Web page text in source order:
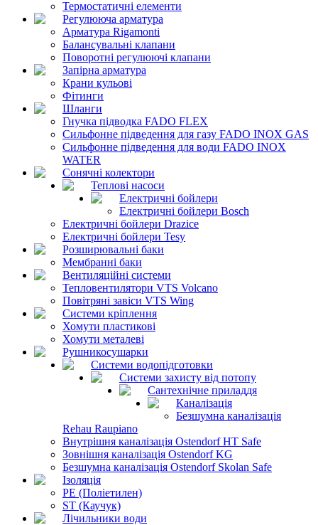
Термостатичні елементи
Регулююча арматура
Арматура Rigamonti
Балансувальні клапани
Поворотні регулюючі клапани
Запірна арматура
Крани кульові
Фітинги
Шланги
Гнучка підводка FADO FLEX
Сильфонне підведення для газу FADO INOX GAS
Сильфонне підведення для води FADO INOX
WATER
Сонячні колектори
Теплові насоси
Електричні бойлери
Електричні бойлери Bosch
Електричні бойлери Drazice
Електричні бойлери Tesy
Розширювальні баки
Мембранні баки
Вентиляційні системи
Тепловентилятори VTS Volcano
Повітряні завіси VTS Wing
Системи кріплення
Хомути пластикові
Хомути металеві
Рушникосушарки
Системи водопідготовки
Системи захисту від потопу
Сантехнічне приладдя
Каналізація
Безшумна каналізація
Rehau Raupiano
Внутрішня каналізація Ostendorf HT Safe
Зовнішня каналізація Ostendorf KG
Безшумна каналізація Ostendorf Skolan Safe
Ізоляція
PE (Поліетилен)
ST (Каучук)
Лічильники води